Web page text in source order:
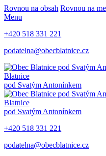
Rovnou na obsah Rovnou na
Menu
+420 518 331 221
podatelna@obecblatnice.cz
Blatnice
pod Svatým Antonínkem
Blatnice
pod Svatým Antonínkem
+420 518 331 221
podatelna@obecblatnice.cz